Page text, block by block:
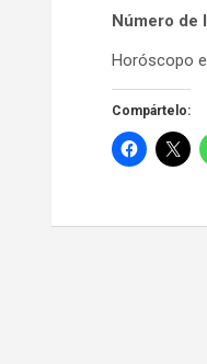
Número de
Horóscopo
Compártelo: